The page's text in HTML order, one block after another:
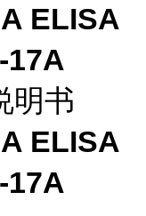
ELISA
17A
明书
ELISA
17A